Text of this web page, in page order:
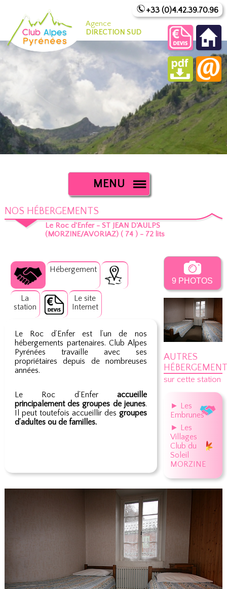
Agence
DIRECTION SUD
+33 (0)4.42.39.70.96
MENU
NOS HÉBERGEMENTS
Le Roc d'Enfer - ST JEAN D'AULPS
(MORZINE/AVORIAZ) ( 74 ) - 72 lits
Hébergement
La
station
Le site
Internet
Le Roc d’Enfer est l’un de nos
hébergements partenaires. Club Alpes
Pyrénées travaille avec ses
propriétaires depuis de nombreuses
années.
Le Roc d’Enfer accueille
principalement des groupes de jeunes.
Il peut toutefois accueillir des groupes
d’adultes ou de familles.
9 PHOTOS
AUTRES
sur cette station
► Les
Embrunes
► Les
Villages
Club du
Soleil
MORZINE